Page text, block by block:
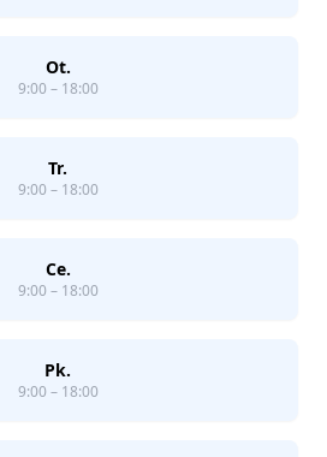
Ot.
9:00 – 18:00
Tr.
9:00 – 18:00
Ce.
9:00 – 18:00
Pk.
9:00 – 18:00